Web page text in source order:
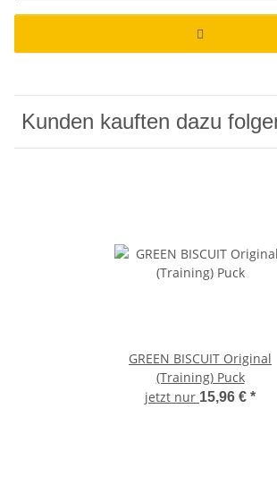
Kunden kauften dazu
GREEN BISCUIT Original
(Training) Puck
jetzt nur 15,96 € *